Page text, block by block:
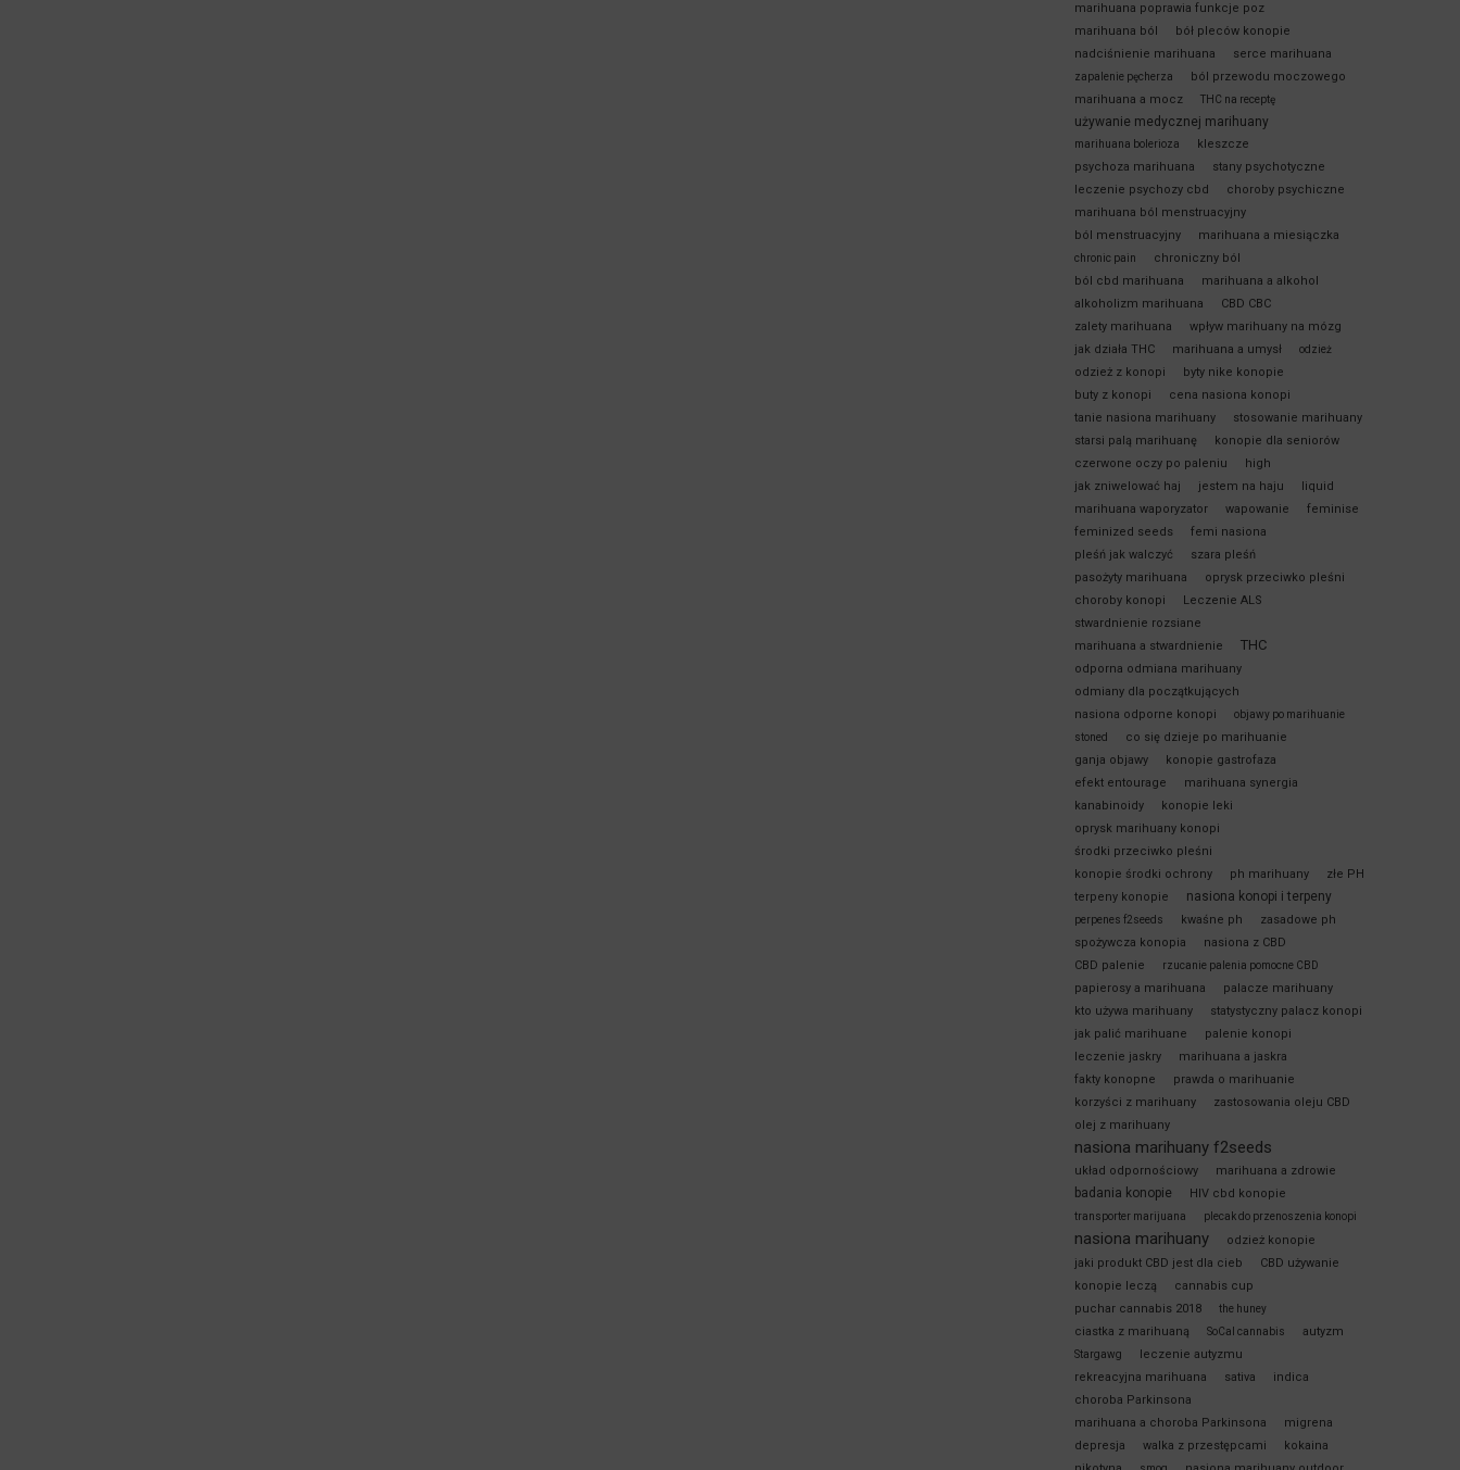
marihuana poprawia funkcje poz
marihuana ból
bół pleców konopie
nadciśnienie marihuana
serce marihuana
zapalenie pęcherza
ból przewodu moczowego
marihuana a mocz
THC na receptę
używanie medycznej marihuany
marihuana bolerioza
kleszcze
psychoza marihuana
stany psychotyczne
leczenie psychozy cbd
choroby psychiczne
marihuana ból menstruacyjny
ból menstruacyjny
marihuana a miesiączka
chronic pain
chroniczny ból
ból cbd marihuana
marihuana a alkohol
alkoholizm marihuana
CBD CBC
zalety marihuana
wpływ marihuany na mózg
jak działa THC
marihuana a umysł odzież
odzież z konopi
byty nike konopie
buty z konopi
cena nasiona konopi
tanie nasiona marihuany
stosowanie marihuany
starsi palą marihuanę
konopie dla seniorów
czerwone oczy po paleniu
high
jak zniwelować haj
jestem na haju
liquid
marihuana waporyzator
wapowanie
feminise
feminized seeds
femi nasiona
pleśń jak walczyć
szara pleśń
pasożyty marihuana
oprysk przeciwko pleśni
choroby konopi
Leczenie ALS
stwardnienie rozsiane
marihuana a stwardnienie
THC
odporna odmiana marihuany
odmiany dla początkujących
nasiona odporne konopi
objawy po marihuanie
stoned
co się dzieje po marihuanie
ganja objawy
konopie gastrofaza
efekt entourage
marihuana synergia
kanabinoidy
konopie leki
oprysk marihuany konopi
środki przeciwko pleśni
konopie środki ochrony
ph marihuany
złe PH
terpeny konopie
nasiona konopi i terpeny
perpenes f2seeds kwaśne ph
zasadowe ph
spożywcza konopia
nasiona z CBD
CBD palenie
rzucanie palenia pomocne CBD
papierosy a marihuana
palacze marihuany
kto używa marihuany
statystyczny palacz konopi
jak palić marihuane
palenie konopi
leczenie jaskry
marihuana a jaskra
fakty konopne
prawda o marihuanie
korzyści z marihuany
zastosowania oleju CBD
olej z marihuany
nasiona marihuany f2seeds
układ odpornościowy marihuana a zdrowie
badania konopie HIV cbd konopie
transporter marijuana plecak do przenoszenia konopi
nasiona marihuany
odzież konopie
jaki produkt CBD jest dla cieb
CBD używanie
konopie leczą
cannabis cup
puchar cannabis 2018
the huney
ciastka z marihuaną SoCal cannabis autyzm
Stargawg
leczenie autyzmu
rekreacyjna marihuana
sativa
indica
choroba Parkinsona
marihuana a choroba Parkinsona
migrena
depresja
walka z przestępcami
kokaina